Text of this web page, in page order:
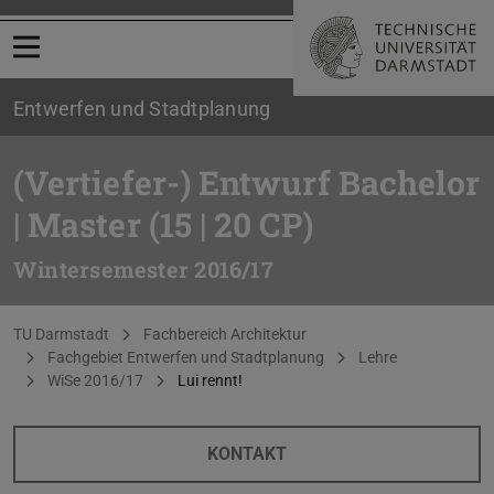
Menü öffnen
Entwerfen und Stadtplanung
(Vertiefer-) Entwurf Bachelor
| Master (15 | 20 CP)
Wintersemester 2016/17
Sie befinden sich hier:
TU Darmstadt
Fachbereich Architektur
Fachgebiet Entwerfen und Stadtplanung
Lehre
WiSe 2016/17
Lui rennt!
KONTAKT